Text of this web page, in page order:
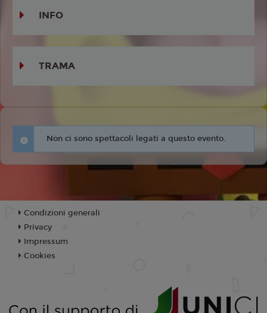
INFO
TRAMA
Non ci sono spettacoli legati a questo evento.
Condizioni generali
Privacy
Impressum
Cookies